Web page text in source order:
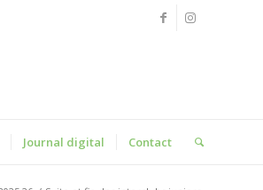
Journal digital Contact